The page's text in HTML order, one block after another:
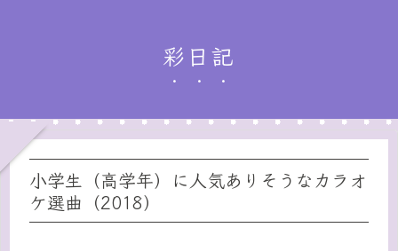
彩日記
小学生（高学年）に人気ありそうなカラオ
ケ選曲（2018）